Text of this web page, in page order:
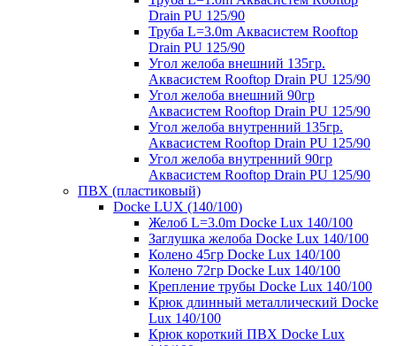
Drain PU 125/90
Труба L=3.0m Аквасистем Rooftop
Drain PU 125/90
Угол желоба внешний 135гр.
Аквасистем Rooftop Drain PU 125/90
Угол желоба внешний 90гр
Аквасистем Rooftop Drain PU 125/90
Угол желоба внутренний 135гр.
Аквасистем Rooftop Drain PU 125/90
Угол желоба внутренний 90гр
Аквасистем Rooftop Drain PU 125/90
ПВХ (пластиковый)
Docke LUX (140/100)
Желоб L=3.0m Docke Lux 140/100
Заглушка желоба Docke Lux 140/100
Колено 45гр Docke Lux 140/100
Колено 72гр Docke Lux 140/100
Крепление трубы Docke Lux 140/100
Крюк длинный металлический Docke
Lux 140/100
Крюк короткий ПВХ Docke Lux